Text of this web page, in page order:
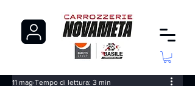
11 mag Tempo di lettura: 3 min